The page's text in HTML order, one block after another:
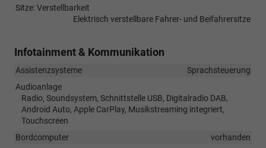
Sitze: Verstellbarkeit
Elektrisch verstellbare Fahrer- und Beifahrersitze
Infotainment & Kommunikation
Assistenzsysteme
Sprachsteuerung
Audioanlage
Radio, Soundsystem, Schnittstelle USB, Digitalradio DAB,
Android Auto, Apple CarPlay, Musikstreaming integriert,
Touchscreen
Bordcomputer
vorhanden